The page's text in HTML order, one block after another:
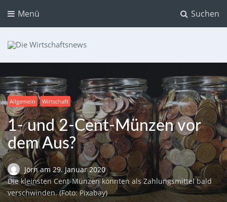
Suchen
Menü
Allgemein Wirtschaft
1- und 2-Cent-Münzen vor
dem Aus?
Jörnam 29. Januar 2020
Die kleinsten Cent-Münzen könnten als Zahlungsmittel bald
verschwinden. (Foto: Pixabay)